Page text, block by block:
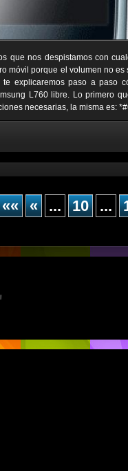
que nos despistamos con
móvil porque el volumen no
explicaremos paso a paso
L760 libre. Lo primero
necesarias, la misma es:
«« « ... 10 ...